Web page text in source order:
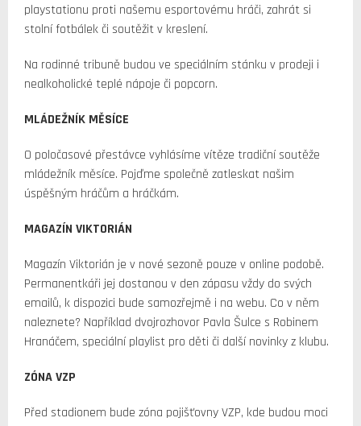
playstationu proti našemu esportovému hráči, zahrát si
stolní fotbálek či soutěžit v kreslení.
Na rodinné tribuně budou ve speciálním stánku v prodeji i
nealkoholické teplé nápoje či popcorn.
MLÁDEŽNÍK MĚSÍCE
O poločasové přestávce vyhlásíme vítěze tradiční soutěže
mládežník měsíce. Pojďme společně zatleskat našim
úspěšným hráčům a hráčkám.
MAGAZÍN VIKTORIÁN
Magazín Viktorián je v nové sezoně pouze v online podobě.
Permanentkáři jej dostanou v den zápasu vždy do svých
emailů, k dispozici bude samozřejmě i na webu. Co v něm
naleznete? Například dvojrozhovor Pavla Šulce s Robinem
Hranáčem, speciální playlist pro děti či další novinky z klubu.
ZÓNA VZP
Před stadionem bude zóna pojišťovny VZP, kde budou moci